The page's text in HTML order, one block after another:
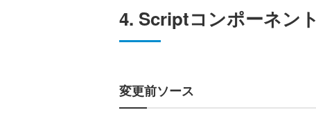
4. Scriptコンポーネント
変更前ソース